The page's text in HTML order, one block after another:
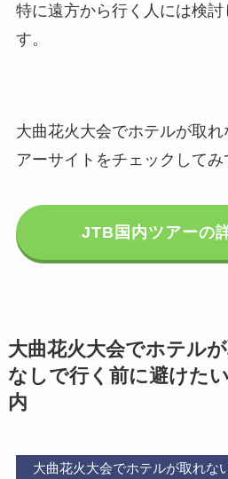
特に遠方から行く人には検
す。
大曲花火大会でホテルが取
アーサイトをチェックしてみ
JTB国内ツアーの
大曲花火大会でホテル
なしで行く前に避けた
内
大曲花火大会でホテルが取れな